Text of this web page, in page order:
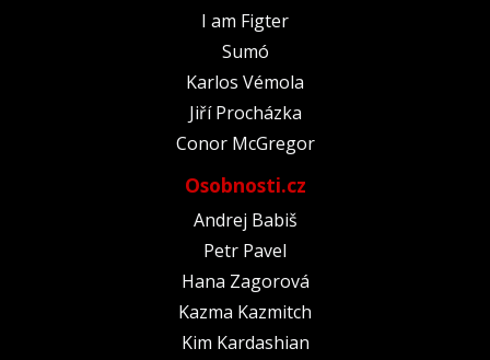
I am Figter
Sumó
Karlos Vémola
Jiří Procházka
Conor McGregor
Osobnosti.cz
Andrej Babiš
Petr Pavel
Hana Zagorová
Kazma Kazmitch
Kim Kardashian